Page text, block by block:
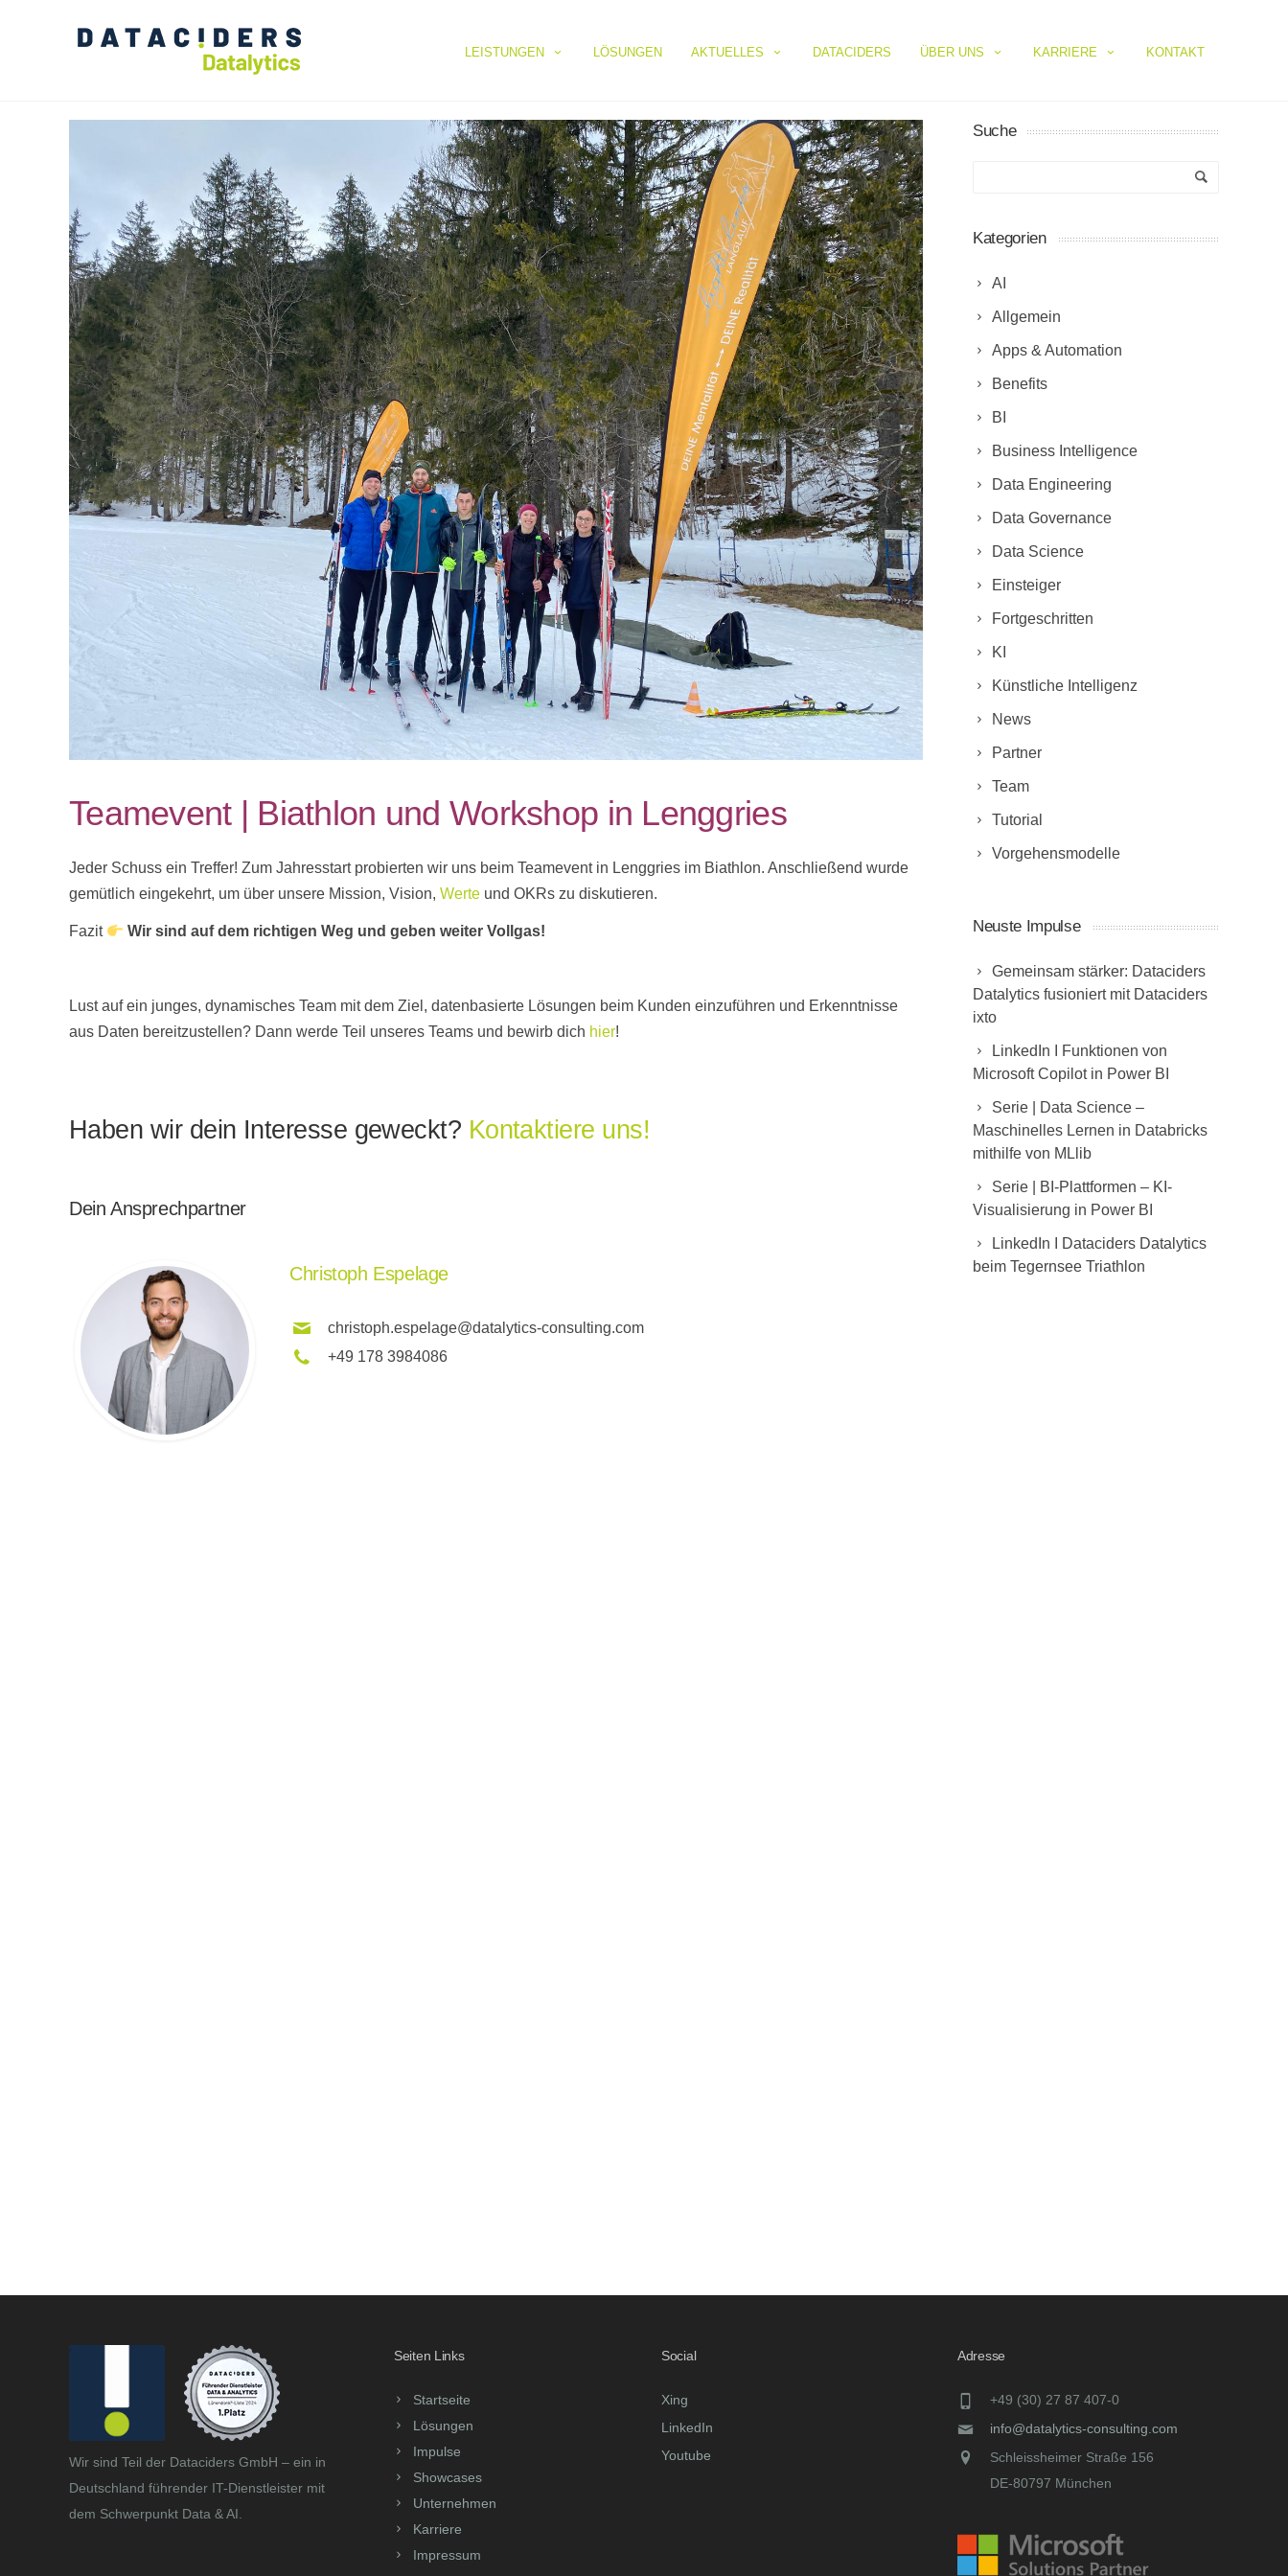
LEISTUNGEN LÖSUNGEN AKTUELLES DATACIDERS ÜBER UNS KARRIERE KONTAKT
Teamevent | Biathlon und Workshop in Lenggries
Jeder Schuss ein Treffer! Zum Jahresstart probierten wir uns beim Teamevent in Lenggries im Biathlon. Anschließend wurde
gemütlich eingekehrt, um über unsere Mission, Vision, Werte und OKRs zu diskutieren.
Fazit Wir sind auf dem richtigen Weg und geben weiter Vollgas!
Lust auf ein junges, dynamisches Team mit dem Ziel, datenbasierte Lösungen beim Kunden einzuführen und Erkenntnisse
aus Daten bereitzustellen? Dann werde Teil unseres Teams und bewirb dich hier!
Haben wir dein Interesse geweckt? Kontaktiere uns!
Dein Ansprechpartner
Christoph Espelage
christoph.espelage@datalytics-consulting.com
+49 178 3984086
Suche
Kategorien
AI
Allgemein
Apps & Automation
Benefits
BI
Business Intelligence
Data Engineering
Data Governance
Data Science
Einsteiger
Fortgeschritten
KI
Künstliche Intelligenz
News
Partner
Team
Tutorial
Vorgehensmodelle
Neuste Impulse
Gemeinsam stärker: Dataciders
Datalytics fusioniert mit Dataciders
ixto
LinkedIn I Funktionen von
Microsoft Copilot in Power BI
Serie | Data Science –
Maschinelles Lernen in Databricks
mithilfe von MLlib
Serie | BI-Plattformen – KI-
Visualisierung in Power BI
LinkedIn I Dataciders Datalytics
beim Tegernsee Triathlon
Wir sind Teil der Dataciders GmbH – ein in
Deutschland führender IT-Dienstleister mit
dem Schwerpunkt Data & AI.
Seiten Links
Startseite
Lösungen
Impulse
Showcases
Unternehmen
Karriere
Impressum
Social
Xing
LinkedIn
Youtube
Adresse
+49 (30) 27 87 407-0
info@datalytics-consulting.com
Schleissheimer Straße 156
DE-80797 München